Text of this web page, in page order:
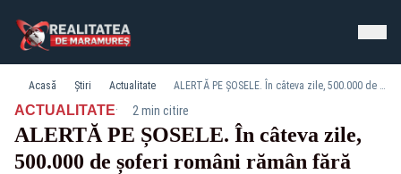
Acasă Știri Actualitate ALERTĂ PE ȘOSELE. În câteva zile, 500.000 de șoferi români rămân fără polițele RCA City Insurance
ACTUALITATE· 2 min citire
ALERTĂ PE ȘOSELE. În câteva zile,
500.000 de șoferi români rămân fără